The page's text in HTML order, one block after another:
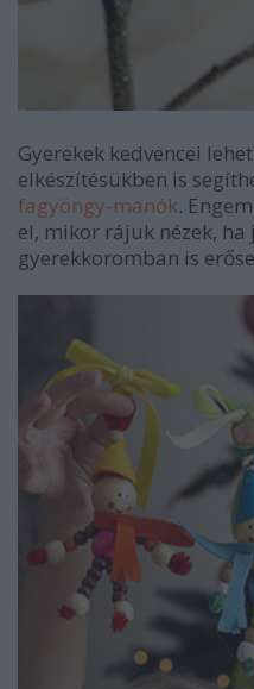
Gyerekek kedvencei
elkészítésükben is
fagyöngy-manók.
el, mikor rájuk nézek, ha
gyerekkoromban is